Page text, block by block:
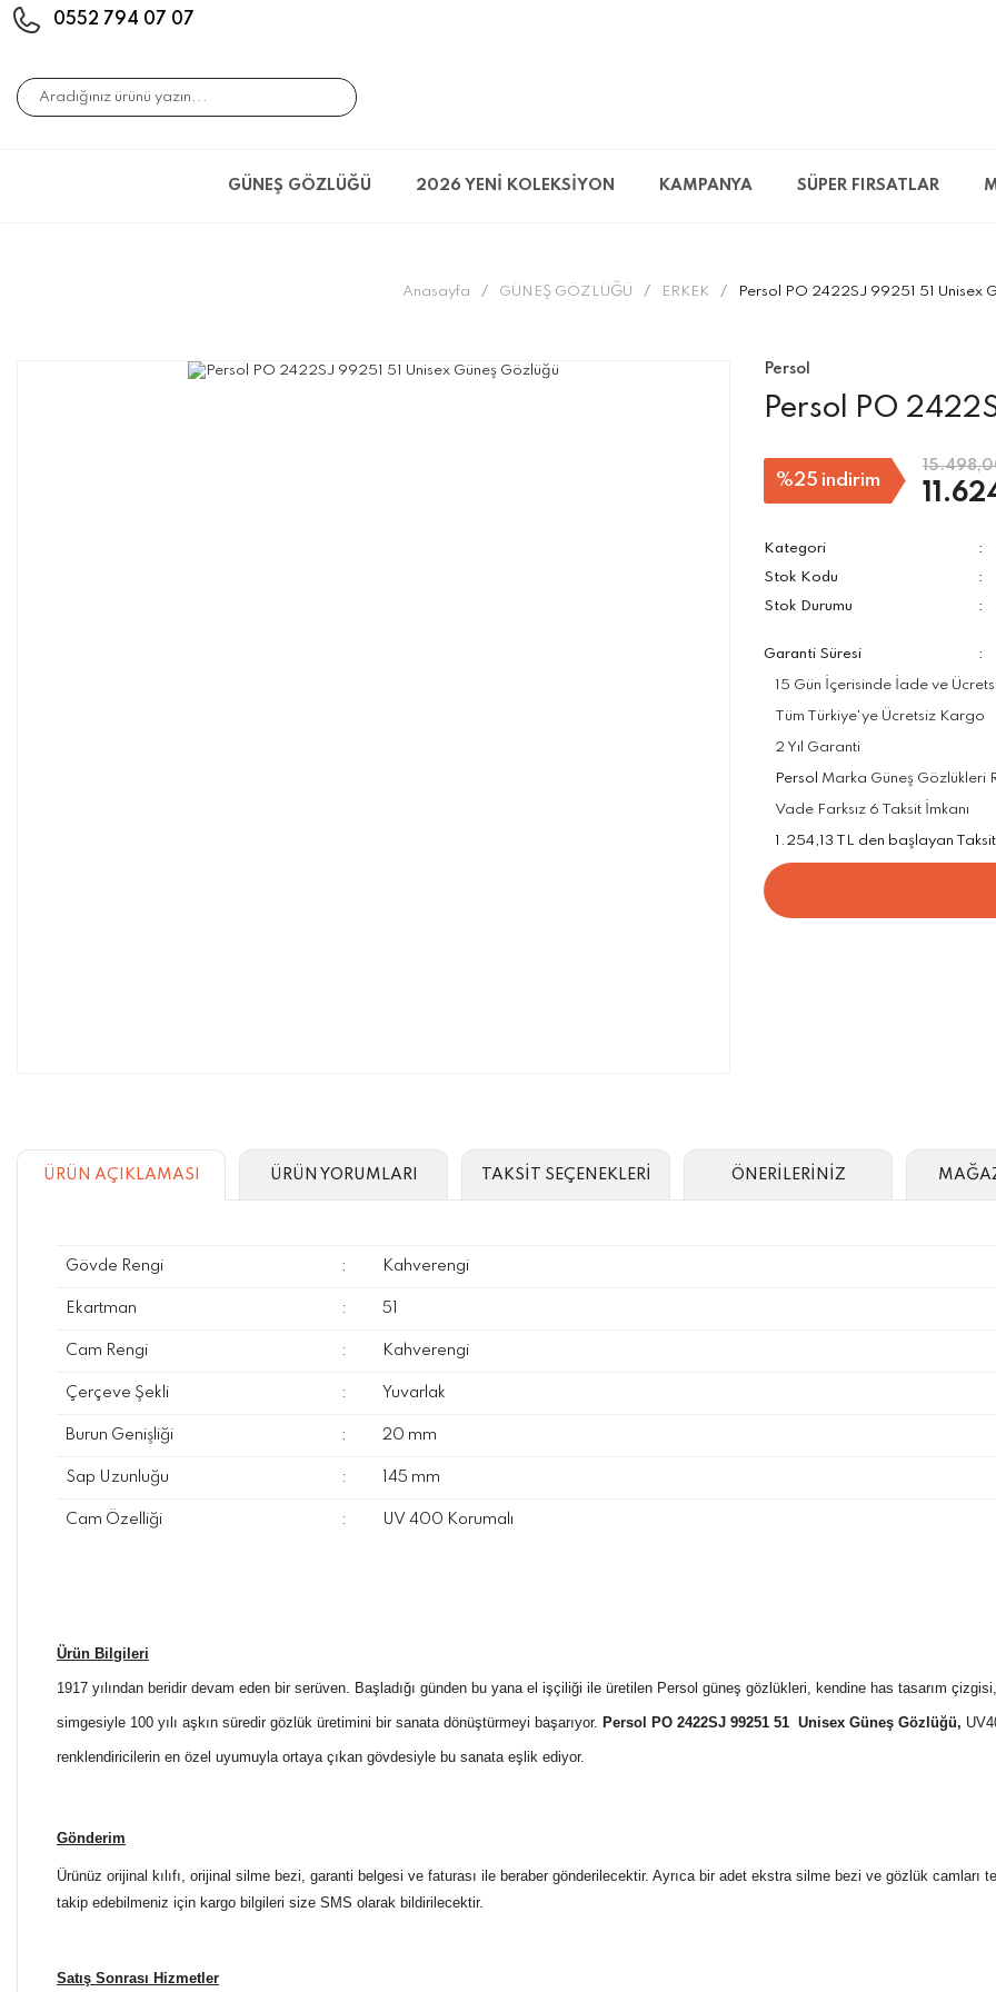
0552 794 07 07
GÜNEŞ GÖZLÜĞÜ 2026 YENİ KOLEKSİYON KAMPANYA SÜPER FIRSATLAR
Anasayfa GÜNEŞ GÖZLÜĞÜ ERKEK Persol PO 2422SJ 99251 51 Unisex
Persol
Persol PO
%25 indirim
Kategori
Stok Kodu
Stok Durumu
Garanti Süresi
15 Gün İçerisinde İade ve
Tüm Türkiye'ye Ücretsiz Kargo
2 Yıl Garanti
Persol Marka Güneş Gözlükleri
Vade Farksız 6 Taksit İmkanı
1.254,13 TL den başlayan Taksit
ÜRÜN AÇIKLAMASI ÜRÜN YORUMLARI TAKSİT SEÇENEKLERİ ÖNERİLERİNİZ
Gövde Rengi : Kahverengi
Ekartman : 51
Cam Rengi : Kahverengi
Çerçeve Şekli : Yuvarlak
Burun Genişliği : 20 mm
Sap Uzunluğu : 145 mm
Cam Özelliği : UV 400 Korumalı
Ürün Bilgileri
1917 yılından beridir devam eden bir serüven. Başladığı günden bu yana el işçiliği ile üretilen Persol güneş gözlükleri, kendine has tasarım
simgesiyle 100 yılı aşkın süredir gözlük üretimini bir sanata dönüştürmeyi başarıyor. Persol PO 2422SJ 99251 51 Unisex Güneş Gözlüğü,
renklendiricilerin en özel uyumuyla ortaya çıkan gövdesiyle bu sanata eşlik ediyor.
Gönderim
Ürünüz orijinal kılıfı, orijinal silme bezi, garanti belgesi ve faturası ile beraber gönderilecektir. Ayrıca bir adet ekstra silme bezi ve gözlük
takip edebilmeniz için kargo bilgileri size SMS olarak bildirilecektir.
Satış Sonrası Hizmetler